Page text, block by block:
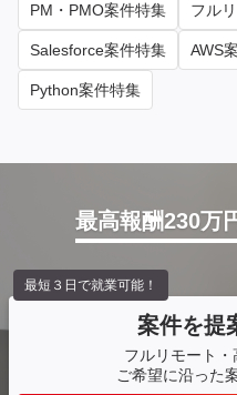
PM・PMO案件特集 フル
Salesforce案件特集 AWS
Python案件特集
最高報酬230万
案件を提
フルリモート・
ご希望に沿った
最短３日で就業可能！